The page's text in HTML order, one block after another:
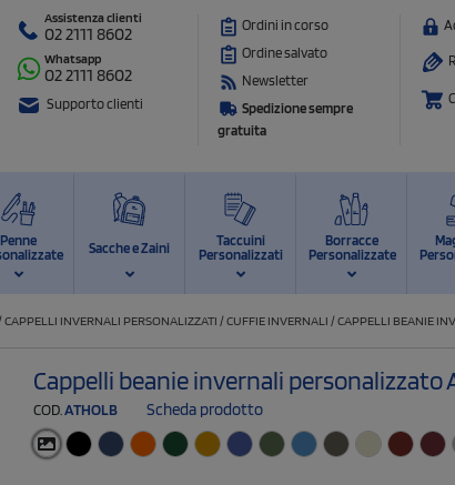
Assistenza clienti
02 2111 8602
Whatsapp
02 2111 8602
Supporto clienti
Ordini in corso
Ordine salvato
Newsletter
Spedizione sempre
gratuita
Penne
Sacche e Zaini
Taccuini
Personalizzati
Borracce
Personalizzate
CAPPELLI INVERNALI PERSONALIZZATI /CUFFIE INVERNALI /CAPPELLI BEANIE
Cappelli beanie invernali
COD. ATHOLB Scheda prodotto